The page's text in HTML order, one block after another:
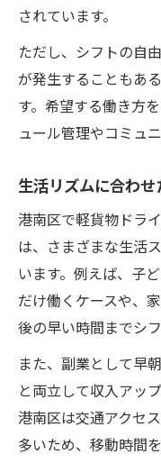
されています。
ただし、シフトの自
が発生することもあ
す。希望する働き方
ュール管理やコミュ
生活リズムに合わ
港南区で軽貨物ドラ
は、さまざまな生活
います。例えば、子
だけ働くケースや、
後の早い時間までシ
また、副業として早
と両立して収入アッ
港南区は交通アクセ
多いため、移動時間